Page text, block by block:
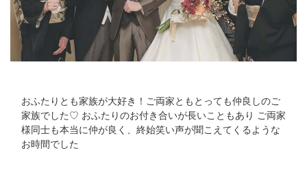
おふたりとも家族が大好き！ご両家ともとっても仲良しのご
家族でした♡ おふたりのお付き合いが長いこともあり ご両家
様同士も本当に仲が良く、終始笑い声が聞こえてくるような
お時間でした